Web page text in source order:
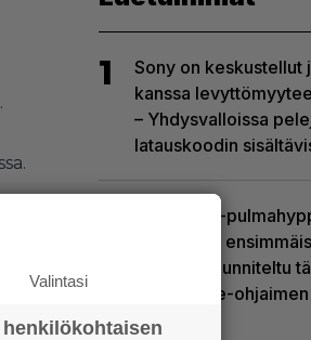
1
Sony on keskustellut
kanssa
– Yhdysvalloissa
latauskoodin
Uutta PS5-
kuvaillaan
joka on suunniteltu
DualSense-
ympärille
Valintasi